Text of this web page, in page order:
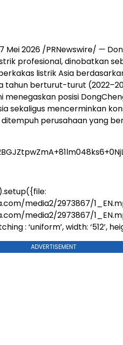
Mei 2026 /PRNewswire/ —
profesional, dinobatkan
listrik Asia
tahun berturut-turut
menegaskan posisi
sekaligus mencerminkan
perusahaan yang
media2/2973867/
media2/2973867/
: ‘uniform’, width: ‘512’,
ADVERTISEMENT